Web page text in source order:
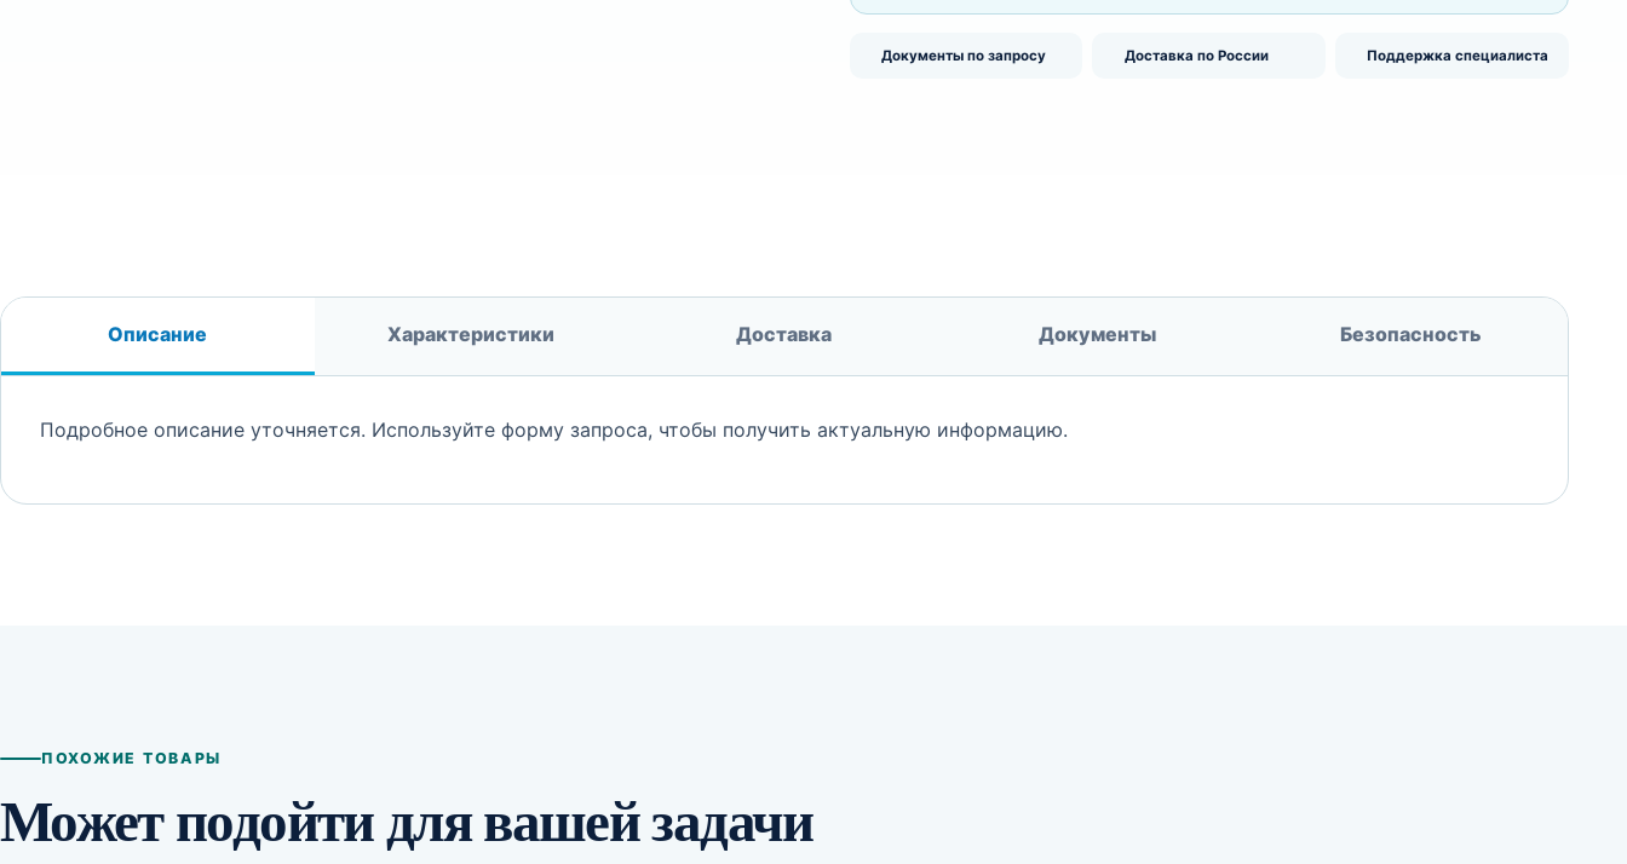
Документы по запросу Доставка по России Поддержка специалиста
Описание Характеристики Доставка Документы Безопасность
Подробное описание уточняется. Используйте форму запроса, чтобы получить актуальную информацию.
ПОХОЖИЕ ТОВАРЫ
Может подойти для вашей задачи